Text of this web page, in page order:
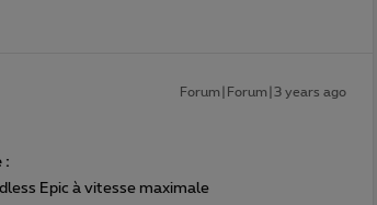
Forum|Forum|3 years ago
:
Epic à vitesse maximale